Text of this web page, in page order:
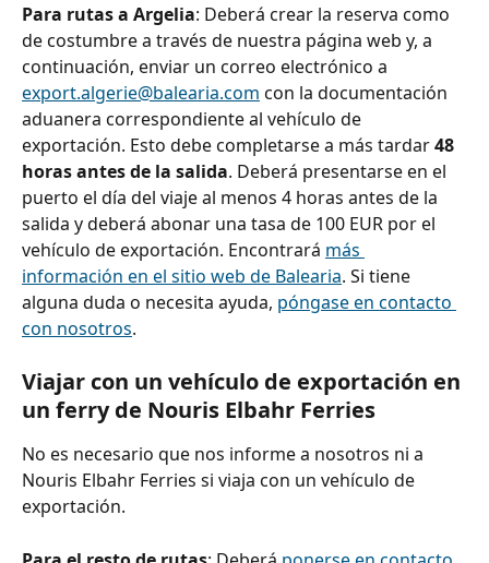
Para rutas a Argelia: Deberá crear la reserva como
de costumbre a través de nuestra página web y, a
continuación, enviar un correo electrónico a
export.algerie@balearia.com con la documentación
aduanera correspondiente al vehículo de
exportación. Esto debe completarse a más tardar 48
horas antes de la salida. Deberá presentarse en el
puerto el día del viaje al menos 4 horas antes de la
salida y deberá abonar una tasa de 100 EUR por el
vehículo de exportación. Encontrará más
información en el sitio web de Balearia. Si tiene
alguna duda o necesita ayuda, póngase en contacto
con nosotros.
Viajar con un vehículo de exportación en
un ferry de Nouris Elbahr Ferries
No es necesario que nos informe a nosotros ni a
Nouris Elbahr Ferries si viaja con un vehículo de
exportación.